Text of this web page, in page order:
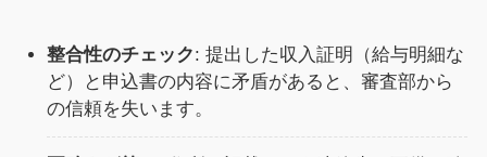
整合性のチェック: 提出した収入証明（給与明細な
ど）と申込書の内容に矛盾があると、審査部から
の信頼を失います。